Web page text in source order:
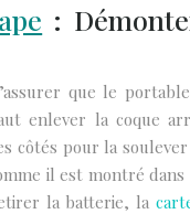
:
que le
enlever la coque
côtés pour la
il est montré dans
la batterie, la